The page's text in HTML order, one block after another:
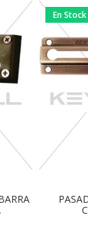
En Stock